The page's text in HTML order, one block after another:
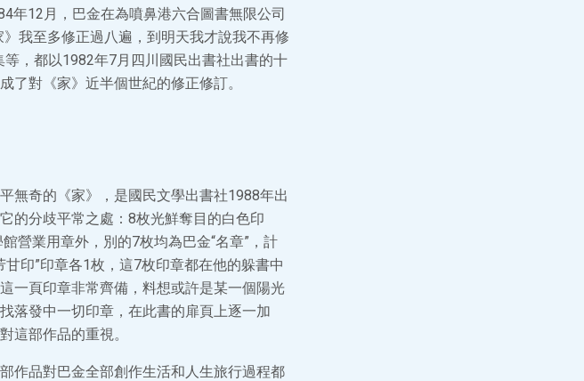
年12月，巴金在為噴鼻港六合圖書無限公司
我至多修正過八遍，到明天我才說我不再修
，都以1982年7月四川國民出書社出書的十
了對《家》近半個世紀的修正修訂。
無奇的《家》，是國民文學出書社1988年出
的分歧平常之處：8枚光鮮奪目的白色印
營業用章外，別的7枚均為巴金“名章”，計
甘印”印章各1枚，這7枚印章都在他的躲書中
一頁印章非常齊備，料想或許是某一個陽光
落發中一切印章，在此書的扉頁上逐一加
這部作品的重視。
作品對巴金全部創作生活和人生旅行過程都